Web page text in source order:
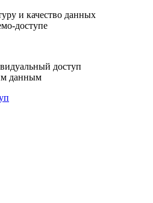
и качество данных
доступе
доступ
данным